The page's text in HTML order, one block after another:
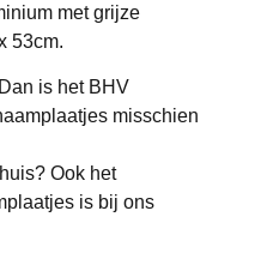
met grijze
53cm.
is het BHV
misschien
Ook het
is bij ons